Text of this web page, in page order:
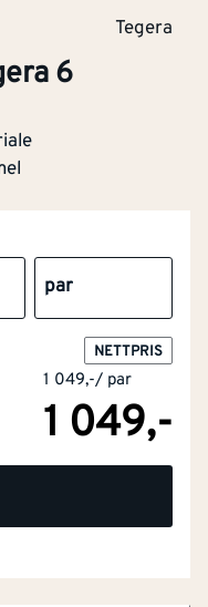
Tegera
6
par
NETTPRIS
1 049,-/ par
1 049,-